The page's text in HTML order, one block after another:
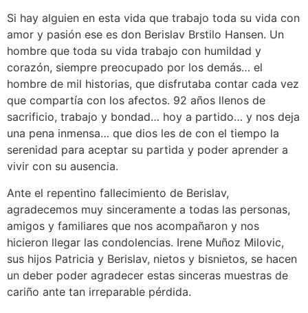
Si hay alguien en esta vida que trabajo toda su vida con
amor y pasión ese es don Berislav Brstilo Hansen. Un
hombre que toda su vida trabajo con humildad y
corazón, siempre preocupado por los demás… el
hombre de mil historias, que disfrutaba contar cada vez
que compartía con los afectos. 92 años llenos de
sacrificio, trabajo y bondad… hoy a partido… y nos deja
una pena inmensa… que dios les de con el tiempo la
serenidad para aceptar su partida y poder aprender a
vivir con su ausencia.
Ante el repentino fallecimiento de Berislav,
agradecemos muy sinceramente a todas las personas,
amigos y familiares que nos acompañaron y nos
hicieron llegar las condolencias. Irene Muñoz Milovic,
sus hijos Patricia y Berislav, nietos y bisnietos, se hacen
un deber poder agradecer estas sinceras muestras de
cariño ante tan irreparable pérdida.